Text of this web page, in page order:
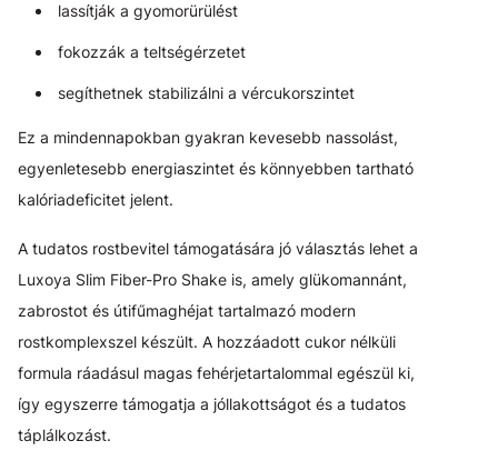
lassítják a gyomorürülést
fokozzák a teltségérzetet
segíthetnek stabilizálni a vércukorszintet
Ez a mindennapokban gyakran kevesebb nassolást,
egyenletesebb energiaszintet és könnyebben tartható
kalóriadeficitet jelent.
A tudatos rostbevitel támogatására jó választás lehet a
Luxoya Slim Fiber-Pro Shake is, amely glükomannánt,
zabrostot és útifűmaghéjat tartalmazó modern
rostkomplexszel készült. A hozzáadott cukor nélküli
formula ráadásul magas fehérjetartalommal egészül ki,
így egyszerre támogatja a jóllakottságot és a tudatos
táplálkozást.